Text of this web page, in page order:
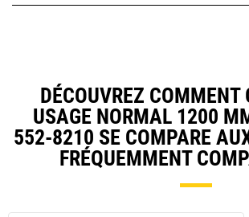
CW sont dotées
disponibles pour
hydrauliques à
pneus.
DÉCOUVREZ COMMENT
USAGE NORMAL 1200
552-8210 SE COMPARE
FRÉQUEMMENT